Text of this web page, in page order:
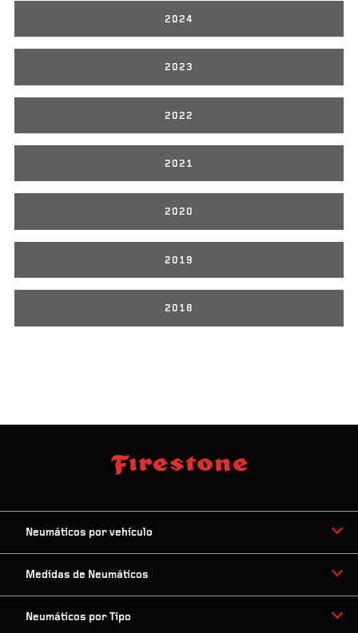
2024
2023
2022
2021
2020
2019
2018
Neumáticos por vehículo
Medidas de Neumáticos
Neumáticos por Tipo